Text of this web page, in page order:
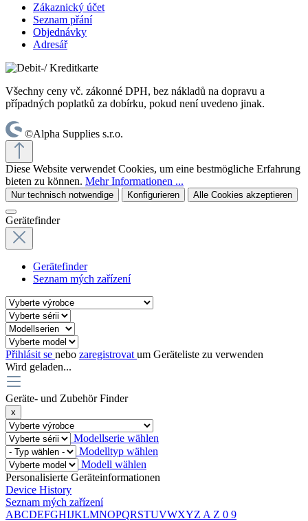
Zákaznický účet
Seznam přání
Objednávky
Adresář
Všechny ceny vč. zákonné DPH, bez nákladů na dopravu a
případných poplatků za dobírku, pokud není uvedeno jinak.
©Alpha Supplies s.r.o.
Diese Website verwendet Cookies, um eine bestmögliche Erfahrung
bieten zu können. Mehr Informationen ...
Nur technisch notwendige Konfigurieren Alle Cookies akzeptieren
Gerätefinder
Gerätefinder
Seznam mých zařízení
Přihlásit se nebo zaregistrovat um Geräteliste zu verwenden
Wird geladen...
Geräte- und Zubehör Finder
x
Modellserie wählen
Modelltyp wählen
Modell wählen
Personalisierte Geräteinformationen
Device History
Seznam mých zařízení
ABCDEFGHIJKLMNOPQRSTUVWXYZ A Z 0 9